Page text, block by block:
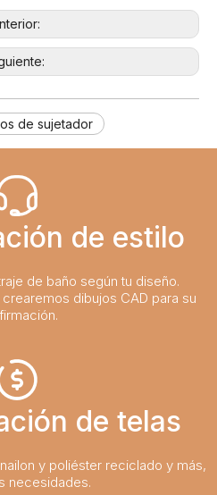
de sujetador
de estilo
de baño según tu diseño.
dibujos CAD para su
de telas
y poliéster reciclado y más,
necesidades.